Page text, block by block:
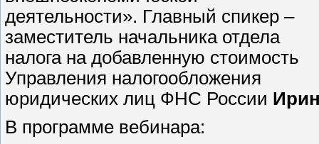
деятельности». Главный спикер –
заместитель начальника отдела
налога на добавленную стоимость
Управления налогообложения
юридических лиц ФНС России
В программе вебинара: